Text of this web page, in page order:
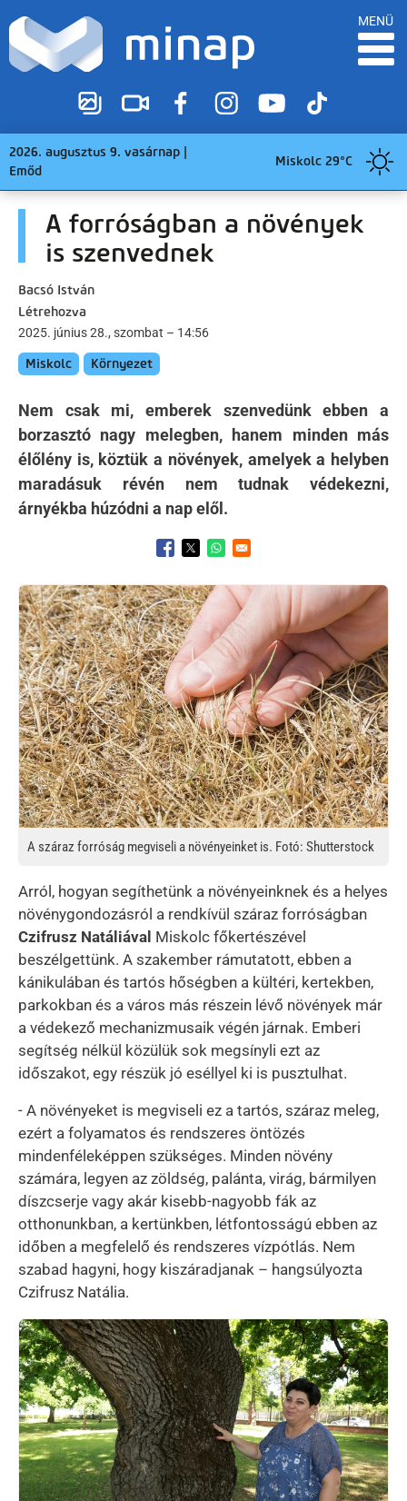
MENÜ
2026. augusztus 9. vasárnap |
Emőd
Miskolc 29°C
A forróságban a növények
is szenvednek
Bacsó István
Létrehozva
2025. június 28., szombat – 14:56
Miskolc Környezet
Nem csak mi, emberek szenvedünk ebben a
borzasztó nagy melegben, hanem minden más
élőlény is, köztük a növények, amelyek a helyben
maradásuk révén nem tudnak védekezni,
árnyékba húzódni a nap elől.
Opens in a new window
Opens in a new window
Opens in a new window
Kép
A száraz forróság megviseli a növényeinket is. Fotó: Shutterstock
Arról, hogyan segíthetünk a növényeinknek és a helyes
növénygondozásról a rendkívül száraz forróságban
Czifrusz Natáliával Miskolc főkertészével
beszélgettünk. A szakember rámutatott, ebben a
kánikulában és tartós hőségben a kültéri, kertekben,
parkokban és a város más részein lévő növények már
a védekező mechanizmusaik végén járnak. Emberi
segítség nélkül közülük sok megsínyli ezt az
időszakot, egy részük jó eséllyel ki is pusztulhat.
- A növényeket is megviseli ez a tartós, száraz meleg,
ezért a folyamatos és rendszeres öntözés
mindenféleképpen szükséges. Minden növény
számára, legyen az zöldség, palánta, virág, bármilyen
díszcserje vagy akár kisebb-nagyobb fák az
otthonunkban, a kertünkben, létfontosságú ebben az
időben a megfelelő és rendszeres vízpótlás. Nem
szabad hagyni, hogy kiszáradjanak – hangsúlyozta
Czifrusz Natália.
Kép